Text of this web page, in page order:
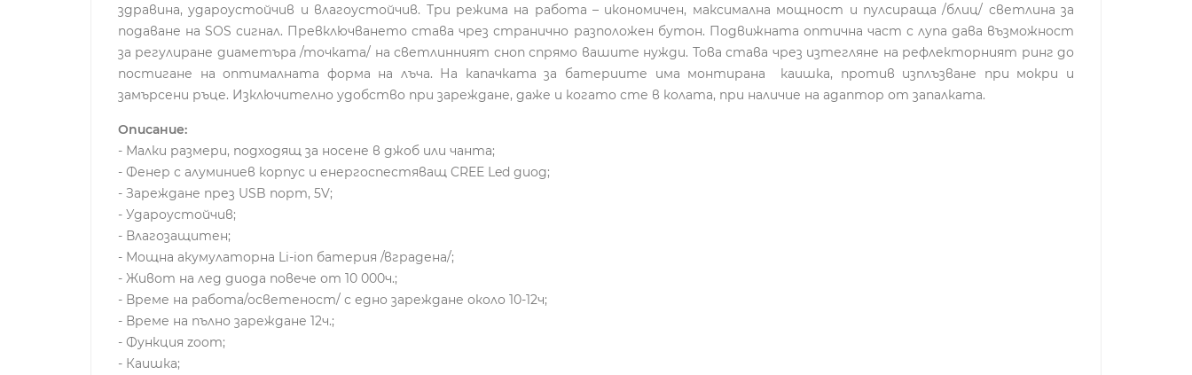
здравина, удароустойчив и влагоустойчив. Три режима на работа – икономичен, максимална мощност и пулсираща /блиц/ светлина за
подаване на SOS сигнал. Превключването става чрез странично разположен бутон. Подвижната оптична част с лупа дава възможност
за регулиране диаметъра /точката/ на светлинният сноп спрямо вашите нужди. Това става чрез изтегляне на рефлекторният ринг до
постигане на оптималната форма на лъча. На капачката за батериите има монтирана каишка, против изплъзване при мокри и
замърсени ръце. Изключително удобство при зареждане, даже и когато сте в колата, при наличие на адаптор от запалката.
Описание:
- Малки размери, подходящ за носене в джоб или чанта;
- Фенер с алуминиев корпус и енергоспестяващ CREE Led диод;
- Зареждане през USB порт, 5V;
- Удароустойчив;
- Влагозащитен;
- Мощна акумулаторна Li-ion батерия /вградена/;
- Живот на лед диода повече от 10 000ч.;
- Време на работа/осветеност/ с едно зареждане около 10-12ч;
- Време на пълно зареждане 12ч.;
- Функция zoom;
- Каишка;